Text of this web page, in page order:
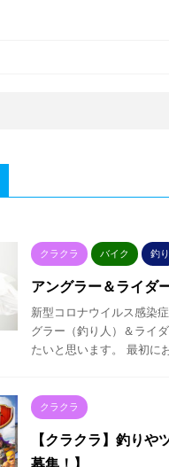
クラクラ バイク 釣り
アングラー＆ライダ
新型コロナウイルス感染
グラー（釣り人）＆ライ
たいと思います。 最初に
クラクラ
【クラクラ】釣り
募集！】